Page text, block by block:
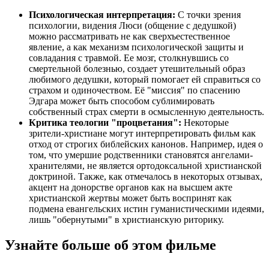
Психологическая интерпретация: С точки зрения
психологии, видения Люси (общение с дедушкой)
можно рассматривать не как сверхъестественное
явление, а как механизм психологической защиты и
совладания с травмой. Ее мозг, столкнувшись со
смертельной болезнью, создает утешительный образ
любимого дедушки, который помогает ей справиться со
страхом и одиночеством. Её "миссия" по спасению
Эдгара может быть способом сублимировать
собственный страх смерти в осмысленную деятельность.
Критика теологии "процветания": Некоторые
зрители-христиане могут интерпретировать фильм как
отход от строгих библейских канонов. Например, идея о
том, что умершие родственники становятся ангелами-
хранителями, не является ортодоксальной христианской
доктриной. Также, как отмечалось в некоторых отзывах,
акцент на донорстве органов как на высшем акте
христианской жертвы может быть воспринят как
подмена евангельских истин гуманистическими идеями,
лишь "обернутыми" в христианскую риторику.
Узнайте больше об этом фильме